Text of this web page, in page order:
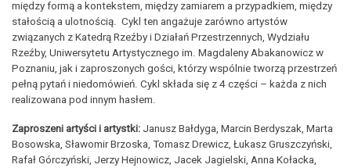
między formą a kontekstem, między zamiarem a przypadkiem, między
stałością a ulotnością. Cykl ten angażuje zarówno artystów
związanych z Katedrą Rzeźby i Działań Przestrzennych, Wydziału
Rzeźby, Uniwersytetu Artystycznego im. Magdaleny Abakanowicz w
Poznaniu, jak i zaproszonych gości, którzy wspólnie tworzą przestrzeń
pełną pytań i niedomówień. Cykl składa się z 4 części – każda z nich
realizowana pod innym hasłem.
Zaproszeni artyści i artystki: Janusz Bałdyga, Marcin Berdyszak, Marta
Bosowska, Sławomir Brzoska, Tomasz Drewicz, Łukasz Gruszczyński,
Rafał Górczyński, Jerzy Hejnowicz, Jacek Jagielski, Anna Kołacka,